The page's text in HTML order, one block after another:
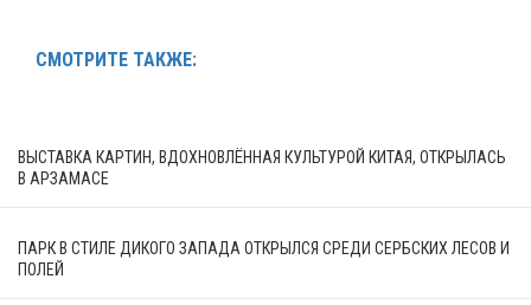
СМОТРИТЕ ТАКЖЕ:
ВЫСТАВКА КАРТИН, ВДОХНОВЛЁННАЯ КУЛЬТУРОЙ КИТАЯ, ОТКРЫЛАСЬ
В АРЗАМАСЕ
ПАРК В СТИЛЕ ДИКОГО ЗАПАДА ОТКРЫЛСЯ СРЕДИ СЕРБСКИХ ЛЕСОВ И
ПОЛЕЙ